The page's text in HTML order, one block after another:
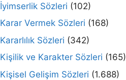
İyimserlik Sözleri (102)
Karar Vermek Sözleri (168)
Kararlılık Sözleri (342)
Kişilik ve Karakter Sözleri (165)
Kişisel Gelişim Sözleri (1.688)